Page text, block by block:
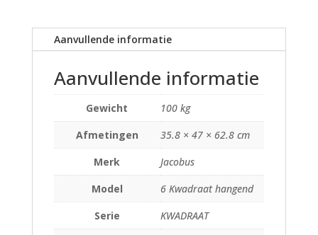
Aanvullende informatie
Aanvullende informatie
Gewicht
100 kg
Afmetingen
35.8 × 47 × 62.8 cm
Merk
Jacobus
Model
6 Kwadraat hangend
Serie
KWADRAAT